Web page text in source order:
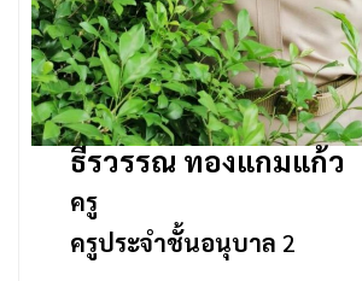
ธีรวรรณ ทองแกมแก้ว
ครู
ครูประจำชั้นอนุบาล 2